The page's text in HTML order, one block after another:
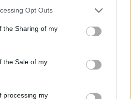
Opt Outs
the Sharing of my
the Sale of my
processing my
si divide sul
missioni
...
italo-